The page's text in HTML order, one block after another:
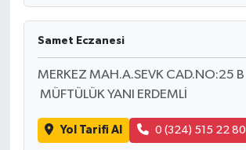
Samet Eczanesi
MERKEZ MAH.A.SEVK CAD.NO:25 B
MÜFTÜLÜK YANI ERDEMLİ
Yol Tarifi Al 0 (324) 515 22 80
Balıkesir Müftülüğü
Bartın Müftülüğü
Batman Müftülüğü
Bayburt Müftülüğü
Peygamberimizin Hayatı
Ramazan
Sahabeler
Zekat
DİYANET RADYO/TV
DEPREM
Dünya
Eğitim